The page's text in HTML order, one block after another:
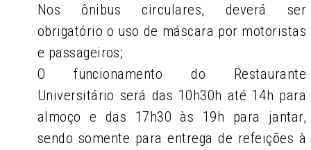
Nos ônibus circulares, deverá ser
obrigatório o uso de máscara por motoristas
e passageiros;
O funcionamento do Restaurante
Universitário será das 10h30h até 14h para
almoço e das 17h30 às 19h para jantar,
sendo somente para entrega de refeições à